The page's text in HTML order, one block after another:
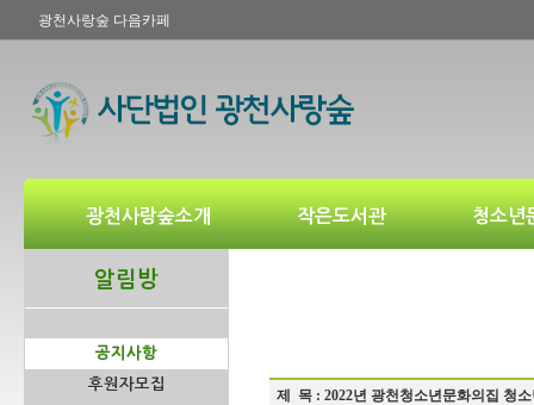
광천사랑숲 다음카페
광천사랑숲소개 작은도서관 청소년
알림방
공지사항
후원자모집
제 목 : 2022년 광천청소년문화의집 청